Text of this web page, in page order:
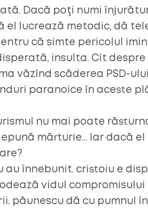
Dacă poţi numi
el lucrează metodic, dă
că simte pericolul
insulta. Cît despre
văzînd scăderea PSD-
paranoice în aceste
nu mai poate
mărturie… Iar dacă el
au înnebunit. cristoiu e
vidul compromisului
păunescu dă cu pumnul